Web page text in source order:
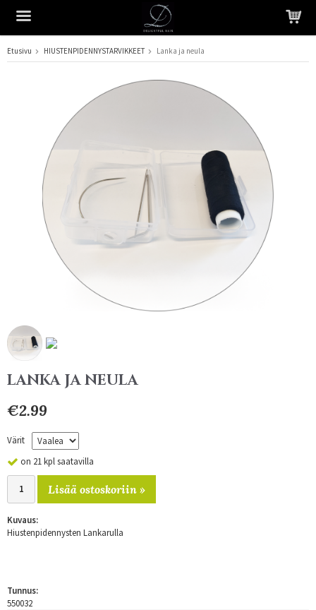
Tuote on lisätty ostoskoriin
Etusivu HIUSTENPIDENNYSTARVIKKEET Lanka ja neula
LANKA JA NEULA
€2.99
Värit
on 21 kpl saatavilla
Lisää ostoskoriin »
Kuvaus:
Hiustenpidennysten Lankarulla
Tunnus:
550032